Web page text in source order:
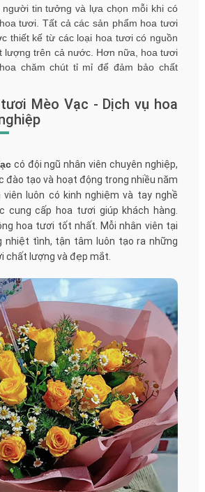
tin tưởng và lựa chọn mỗi khi có
tươi. Tất cả các sản phẩm hoa tươi
thiết kế từ các loại hoa tươi có nguồn
lượng trên cả nước. Hơn nữa, hoa tươi
chăm chút tỉ mỉ để đảm bảo chất
Mèo Vạc - Dịch vụ hoa
có đội ngũ nhân viên chuyên nghiệp,
đào tạo và hoạt động trong nhiều năm
viên luôn có kinh nghiệm và tay nghề
cung cấp hoa tươi giúp khách hàng.
hoa tươi tốt nhất. Mỗi nhân viên tại
nhiệt tình, tận tâm luôn tạo ra những
chất lượng và đẹp mắt.